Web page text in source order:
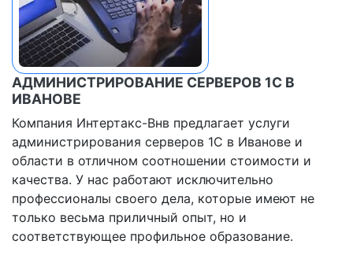
АДМИНИСТРИРОВАНИЕ СЕРВЕРОВ 1С В
ИВАНОВЕ
Компания Интертакс-Внв предлагает услуги
администрирования серверов 1С в Иванове и
области в отличном соотношении стоимости и
качества. У нас работают исключительно
профессионалы своего дела, которые имеют не
только весьма приличный опыт, но и
соответствующее профильное образование.